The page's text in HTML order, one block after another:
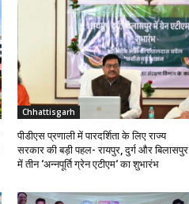
Chhattisgarh
पीडीएस प्रणाली में पारदर्शिता के लिए राज्य
सरकार की बड़ी पहल- रायपुर, दुर्ग और बिलासपुर
में तीन ‘अन्नपूर्ति ग्रेन एटीएम‘ का शुभारंभ